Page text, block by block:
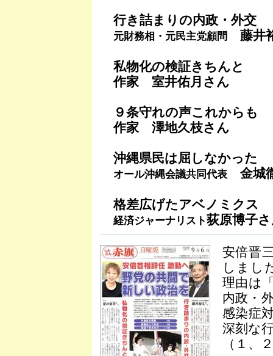
行き詰まりの内政・外交
元財務相・元民主党顧問 藤井
私物化の検証きちんと
作家 室井佑月さん
９条守れの声これからも
作家 澤地久枝さん
沖縄県民は屈しなかった
オール沖縄会議共同代表 金城
格差広げたアベノミクス
経済ジャーナリスト荻原博子
安倍晋
しまし
理由は
内政・
感染症
深刻な
（１、